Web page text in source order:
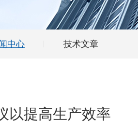
中心 技术文章
以提高生产效率